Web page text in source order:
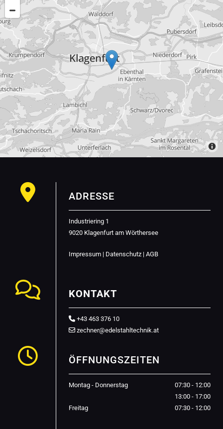
 ADRESSE
Industriering 1
9020 Klagenfurt am Wörthersee
Impressum | Datenschutz | AGB
 KONTAKT
 +43 463 376 10
 zechner@edelstahltechnik.at
 ÖFFNUNGSZEITEN
Montag - Donnerstag
07:30 - 12:00
13:00 - 17:00
Freitag
07:30 - 12:00